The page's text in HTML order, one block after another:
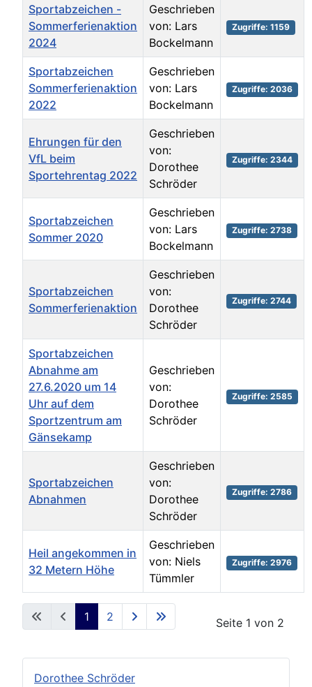
Dorothee Schröder
Beiträge
Sportabzeichen -
Sommerferienaktion
2024
Geschrieben
von: Lars
Bockelmann
Zugriffe: 1159
Sportabzeichen
Sommerferienaktion
2022
Geschrieben
von: Lars
Bockelmann
Zugriffe: 2036
Ehrungen für den
VfL beim
Sportehrentag 2022
Geschrieben
von:
Dorothee
Schröder
Zugriffe: 2344
Sportabzeichen
Sommer 2020
Geschrieben
von: Lars
Bockelmann
Zugriffe: 2738
Sportabzeichen
Sommerferienaktion
Geschrieben
von:
Dorothee
Schröder
Zugriffe: 2744
Sportabzeichen
Abnahme am
27.6.2020 um 14
Uhr auf dem
Sportzentrum am
Gänsekamp
Geschrieben
von:
Dorothee
Schröder
Zugriffe: 2585
Sportabzeichen
Abnahmen
Geschrieben
von:
Dorothee
Schröder
Zugriffe: 2786
Heil angekommen in
32 Metern Höhe
Geschrieben
von: Niels
Tümmler
Zugriffe: 2976
Seite 1 von 2
1 2